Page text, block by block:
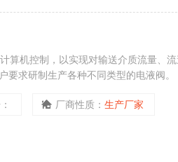
算机控制，以实现对输送介质流量、
求研制生产各种不同类型的电液阀。
厂商性质：生产厂家